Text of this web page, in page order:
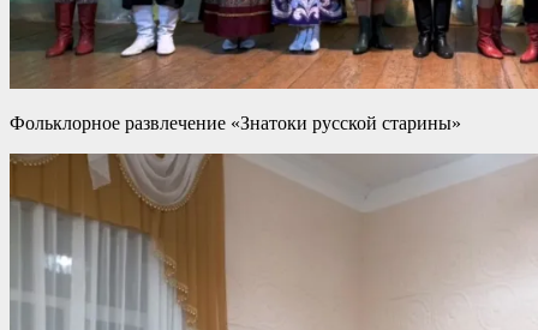
Фольклорное развлечение «Знатоки русской старины»